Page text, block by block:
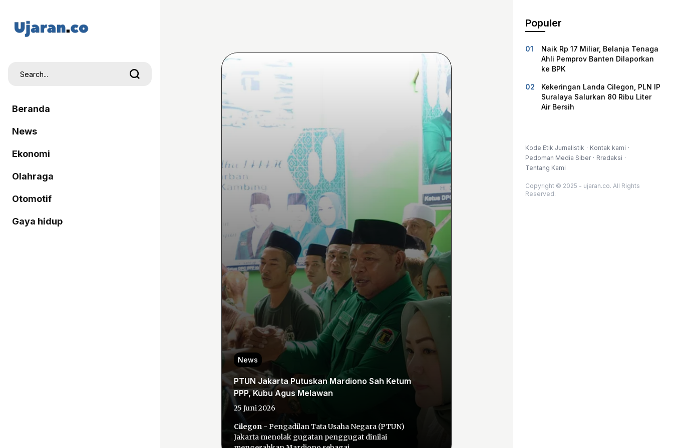
Beranda
News
Ekonomi
Olahraga
Otomotif
Gaya hidup
News
PTUN Jakarta Putuskan Mardiono Sah Ketum
PPP, Kubu Agus Melawan
25 Juni 2026
Cilegon - Pengadilan Tata Usaha Negara (PTUN)
Jakarta menolak gugatan penggugat dinilai
Populer
Naik Rp 17 Miliar, Belanja Tenaga
Ahli Pemprov Banten Dilaporkan
ke BPK
Kekeringan Landa Cilegon, PLN IP
Suralaya Salurkan 80 Ribu Liter
Air Bersih
Kode Etik Jurnalistik
Kontak kami
Pedoman Media Siber
Rredaksi
Tentang Kami
Copyright © 2025 - ujaran.co. All Rights
Reserved.